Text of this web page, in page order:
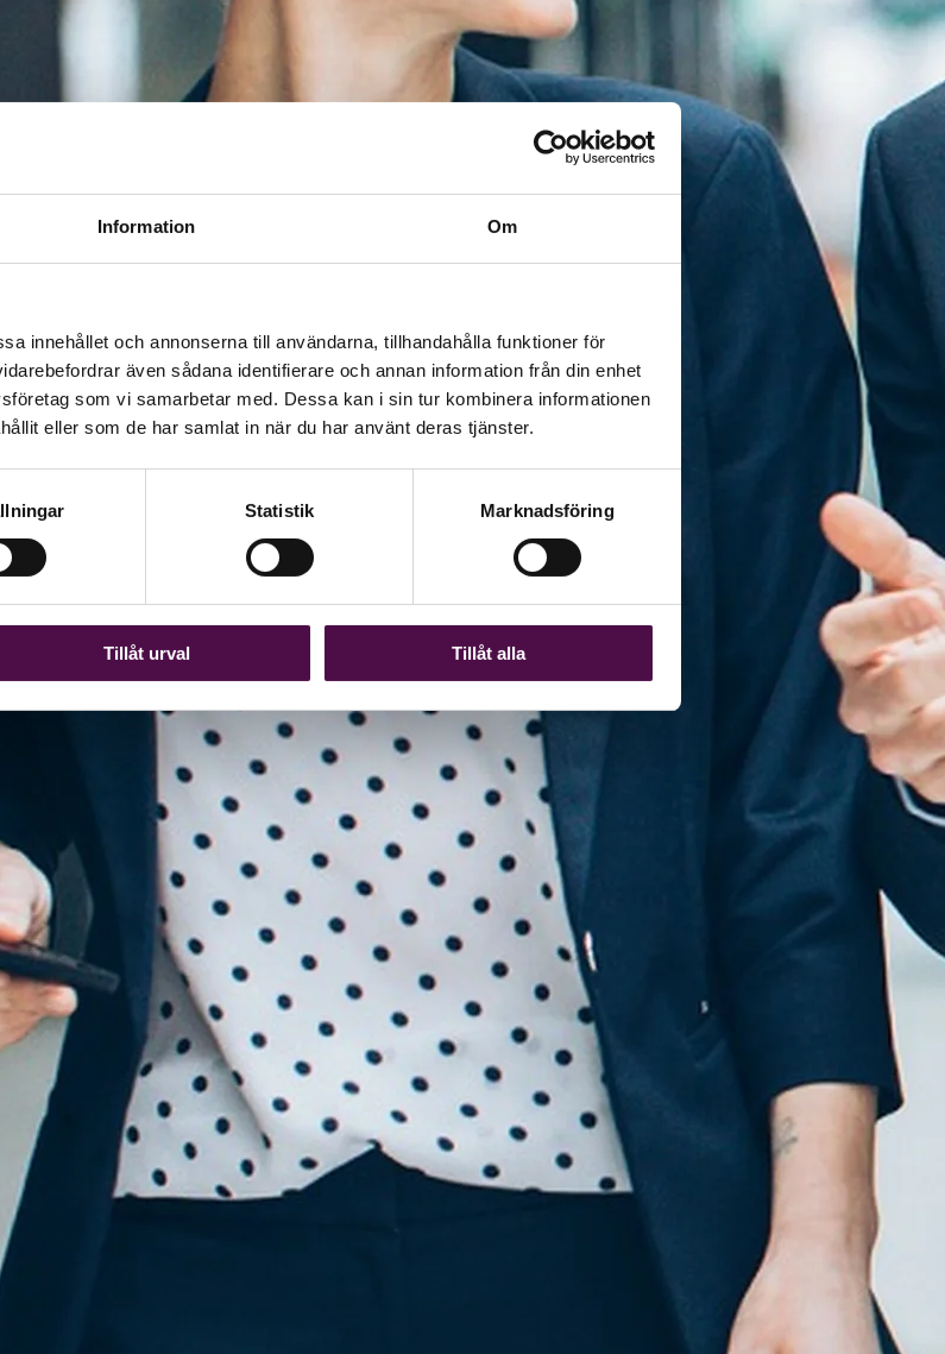
Information Om
innehållet och annonserna till användarna, tillhandahålla funktioner för
även sådana identifierare och annan information från din enhet
som vi samarbetar med. Dessa kan i sin tur kombinera informationen
eller som de har samlat in när du har använt deras tjänster.
Statistik Marknadsföring
Tillåt urval Tillåt alla